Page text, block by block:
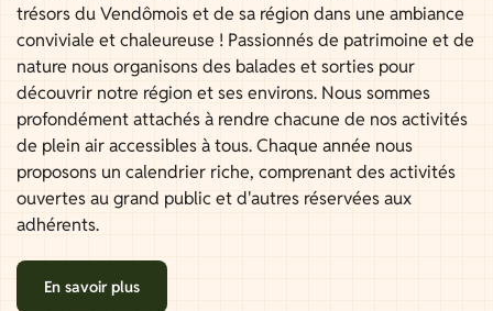
trésors du Vendômois et de sa région dans une ambiance
conviviale et chaleureuse ! Passionnés de patrimoine et de
nature nous organisons des balades et sorties pour
découvrir notre région et ses environs. Nous sommes
profondément attachés à rendre chacune de nos activités
de plein air accessibles à tous. Chaque année nous
proposons un calendrier riche, comprenant des activités
ouvertes au grand public et d'autres réservées aux
adhérents.
En savoir plus